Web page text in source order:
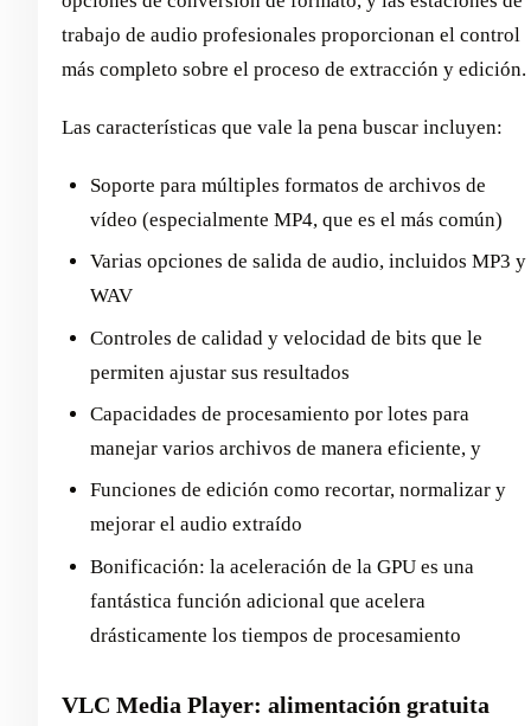
trabajo de audio profesionales proporcionan el control
más completo sobre el proceso de extracción y edición.
Las características que vale la pena buscar incluyen:
Soporte para múltiples formatos de archivos de
vídeo (especialmente MP4, que es el más común)
Varias opciones de salida de audio, incluidos MP3 y
WAV
Controles de calidad y velocidad de bits que le
permiten ajustar sus resultados
Capacidades de procesamiento por lotes para
manejar varios archivos de manera eficiente, y
Funciones de edición como recortar, normalizar y
mejorar el audio extraído
Bonificación: la aceleración de la GPU es una
fantástica función adicional que acelera
drásticamente los tiempos de procesamiento
VLC Media Player: alimentación gratuita